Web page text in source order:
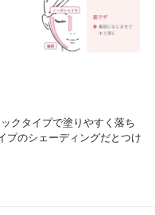
クタイプで塗りやすく落ち
プのシェーディングだとつけ